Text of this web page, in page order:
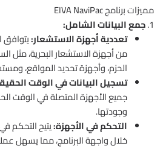
مميزات برنامج EIVA NaviPac
1. جمع البيانات الشامل:
تعددية أجهزة الاستشعار:يتوافق
من أجهزة الاستشعار البحرية، مثل
الحزم، وأجهزة تحديد المواقع،
تسجيل البيانات في الوقت
جميع الأجهزة المتصلة في الوقت
وجودتها.
التحكم في الأجهزة:يتيح التحكم
خلال واجهة البرنامج، مما يسهل